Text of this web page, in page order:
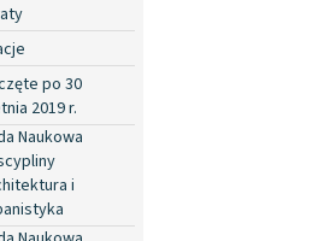
po 30
2019 r.
Naukowa
i